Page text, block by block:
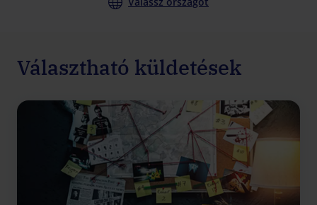
Választható küldetések